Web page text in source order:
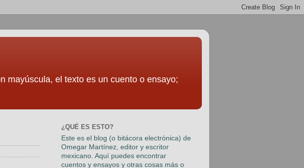
mayúscula, el texto es un cuento o ensayo;
¿QUÉ ES ESTO?
Este es el blog (o bitácora electrónica) de
Omegar Martínez , editor y escritor
mexicano. Aquí puedes encontrar
cuentos y ensayos y otras cosas más o